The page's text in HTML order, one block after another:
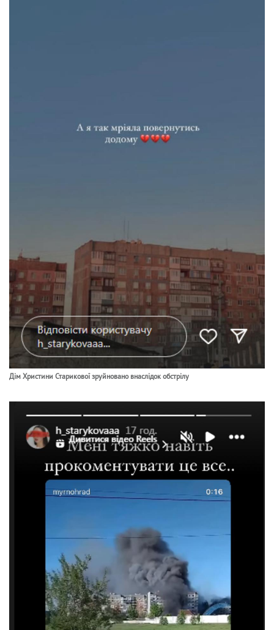
Дім Христини Старикової зруйновано внаслідок обстрілу